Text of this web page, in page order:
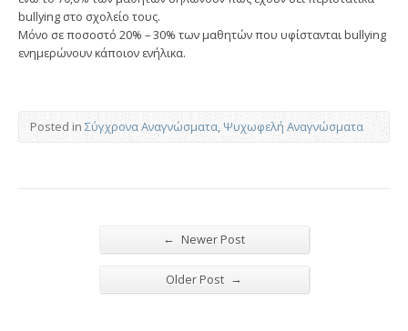
bullying στο σχολείο τους.
Μόνο σε ποσοστό 20% – 30% των μαθητών που υφίστανται bullying
ενημερώνουν κάποιον ενήλικα.
Posted in Σύγχρονα Αναγνώσματα,Ψυχωφελή Αναγνώσματα
← Newer Post
Older Post →